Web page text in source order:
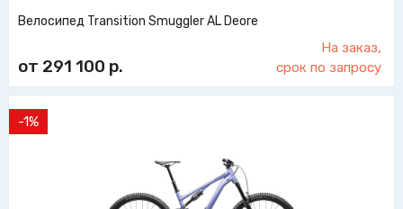
Велосипед Transition Smuggler AL Deore
от 291 100 р.
На заказ,
срок по запросу
-1%